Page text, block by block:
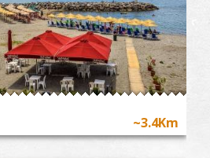
~3.4Km